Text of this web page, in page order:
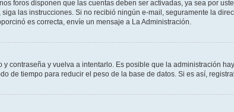
foros disponen que las cuentas deben ser activadas, ya sea por
las instrucciones. Si no recibió ningún e-mail, seguramente la
es correcta, envíe un mensaje a La Administración.
contraseña y vuelva a intentarlo. Es posible que la administración
de tiempo para reducir el peso de la base de datos. Si es así,